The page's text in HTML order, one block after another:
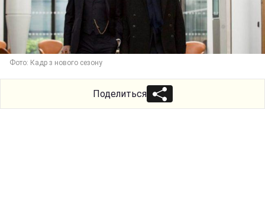
Фото: Кадр з нового сезону
Поделиться